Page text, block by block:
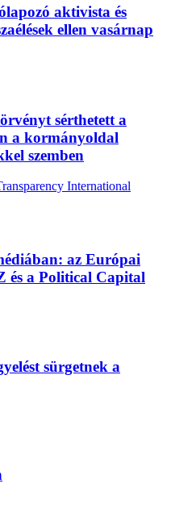
aktivista és
ellen vasárnap
sérthetett a
a kormányoldal
szemben
International
az Európai
és a Political Capital
sürgetnek a